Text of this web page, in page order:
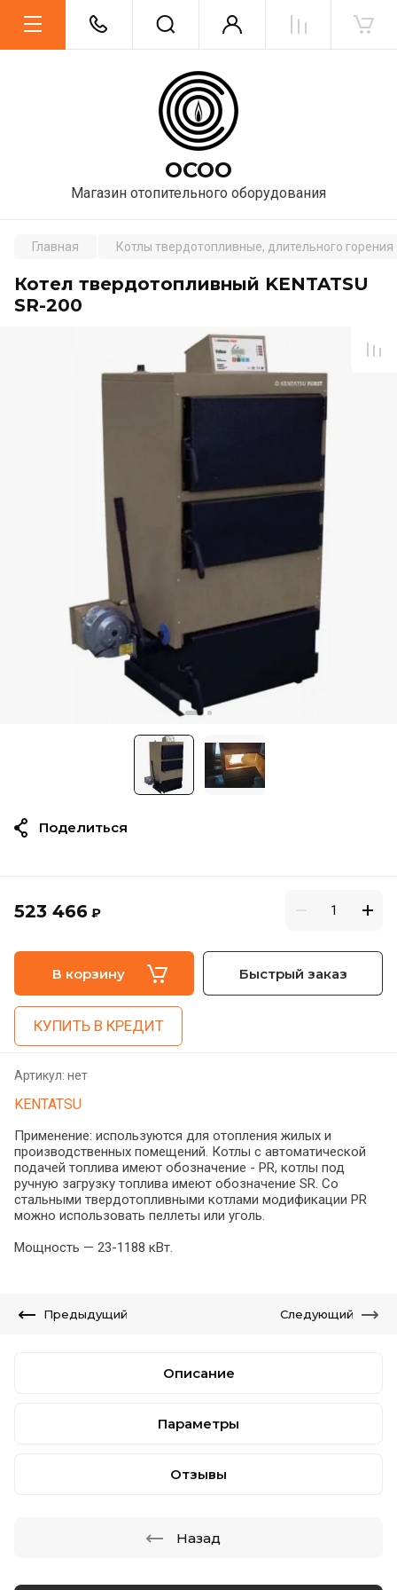
ОСОО
Магазин отопительного оборудования
Главная Котлы твердотопливные, длительного горения
Котел твердотопливный KENTATSU
SR-200
523 466 ₽
В корзину Быстрый заказ
КУПИТЬ В КРЕДИТ
Артикул: нет
KENTATSU
Применение: используются для отопления жилых и
производственных помещений. Котлы с автоматической
подачей топлива имеют обозначение - PR, котлы под
ручную загрузку топлива имеют обозначение SR. Со
стальными твердотопливными котлами модификации PR
можно использовать пеллеты или уголь.
Мощность — 23-1188 кВт.
Поделиться
Предыдущий Следующий
Описание
Параметры
Отзывы
Назад